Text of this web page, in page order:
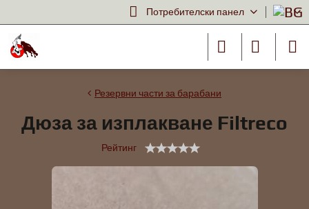
Потребителски панел
Резервни части за барабани
Дюза за изплакване Filtreco
Рейтинг